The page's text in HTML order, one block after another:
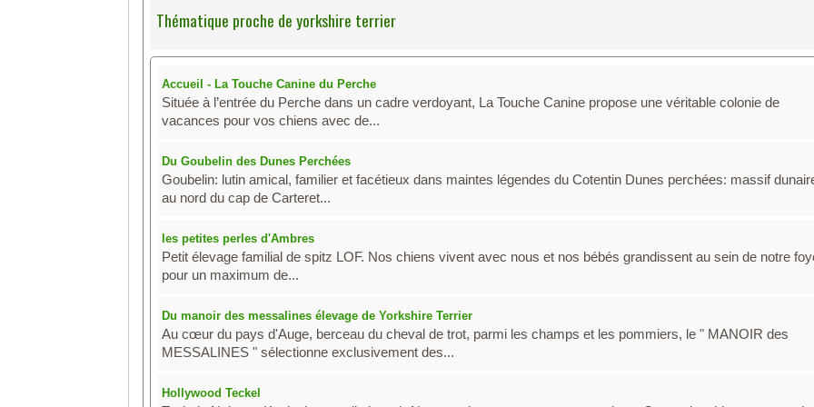
Thématique proche de yorkshire terrier
Accueil - La Touche Canine du Perche
Située à l’entrée du Perche dans un cadre verdoyant, La Touche Canine propose une véritable colonie de
vacances pour vos chiens avec de...
Du Goubelin des Dunes Perchées
Goubelin: lutin amical, familier et facétieux dans maintes légendes du Cotentin Dunes perchées: massif
au nord du cap de Carteret...
les petites perles d'Ambres
Petit élevage familial de spitz LOF. Nos chiens vivent avec nous et nos bébés grandissent au sein de notre
pour un maximum de...
Du manoir des messalines élevage de Yorkshire Terrier
Au cœur du pays d'Auge, berceau du cheval de trot, parmi les champs et les pommiers, le " MANOIR des
MESSALINES " sélectionne exclusivement des...
Hollywood Teckel